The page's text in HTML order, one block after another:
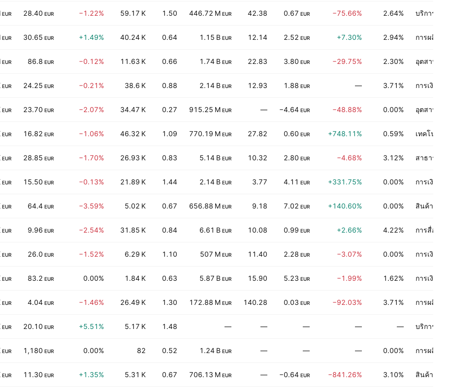
EUR 28.40 EUR −1.22% 59.17 K 1.50 446.72 M EUR 42.38 0.67 EUR −75.66% 2.64% บริการเกี่
EUR 30.65 EUR +1.49% 40.24 K 0.64 1.15 B EUR 12.14 2.52 EUR +7.30% 2.94% การผลิตข
EUR 86.8 EUR −0.12% 11.63 K 0.66 1.74 B EUR 22.83 3.80 EUR −29.75% 2.30% อุตสาหกร
EUR 24.25 EUR −0.21% 38.6 K 0.88 2.14 B EUR 12.93 1.88 EUR — 3.71% การเงิน
EUR 23.70 EUR −2.07% 34.47 K 0.27 915.25 M EUR — −4.64 EUR −48.88% 0.00% อุตสาหกร
EUR 16.82 EUR −1.06% 46.32 K 1.09 770.19 M EUR 27.82 0.60 EUR +748.11% 0.59% เทคโนโล
EUR 28.85 EUR −1.70% 26.93 K 0.83 5.14 B EUR 10.32 2.80 EUR −4.68% 3.12% สาธารณูป
EUR 15.50 EUR −0.13% 21.89 K 1.44 2.14 B EUR 3.77 4.11 EUR +331.75% 0.00% การเงิน
EUR 64.4 EUR −3.59% 5.02 K 0.67 656.88 M EUR 9.18 7.02 EUR +140.60% 0.00% สินค้าอุปโ
EUR 9.96 EUR −2.54% 31.85 K 0.84 6.61 B EUR 10.08 0.99 EUR +2.66% 4.22% การสื่อสาร
EUR 26.0 EUR −1.52% 6.29 K 1.10 507 M EUR 11.40 2.28 EUR −3.07% 0.00% การเงิน
EUR 83.2 EUR 0.00% 1.84 K 0.63 5.87 B EUR 15.90 5.23 EUR −1.99% 1.62% การเงิน
EUR 4.04 EUR −1.46% 26.49 K 1.30 172.88 M EUR 140.28 0.03 EUR −92.03% 3.71% การผลิตข
EUR 20.10 EUR +5.51% 5.17 K 1.48 — — — — — บริการกา
EUR 1,180 EUR 0.00% 82 0.52 1.24 B EUR — — — 0.00% การผลิตข
EUR 11.30 EUR +1.35% 5.31 K 0.67 706.13 M EUR — −0.64 EUR −841.26% 3.10% สินค้าอุปโ